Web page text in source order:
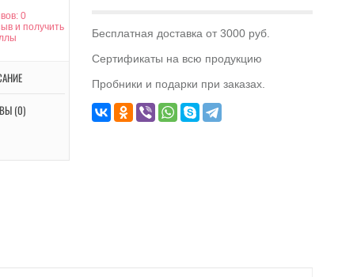
0
и получить
(0)
Бесплатная доставка от 3000 руб.
Сертификаты на всю продукцию
Пробники и подарки при заказах.